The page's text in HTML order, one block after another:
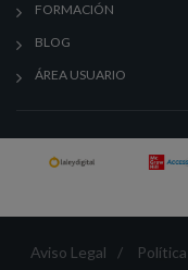
FORMACIÓN
BLOG
ÁREA USUARIO
Aviso Legal /